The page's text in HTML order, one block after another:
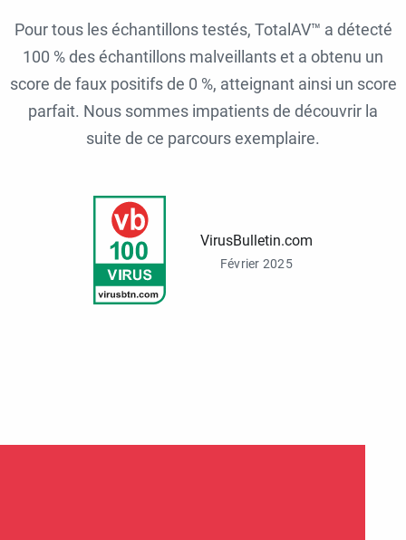
Pour tous les échantillons testés, TotalAV™ a détecté
100 % des échantillons malveillants et a obtenu un
score de faux positifs de 0 %, atteignant ainsi un score
parfait. Nous sommes impatients de découvrir la
suite de ce parcours exemplaire.
VirusBulletin.com
Février 2025